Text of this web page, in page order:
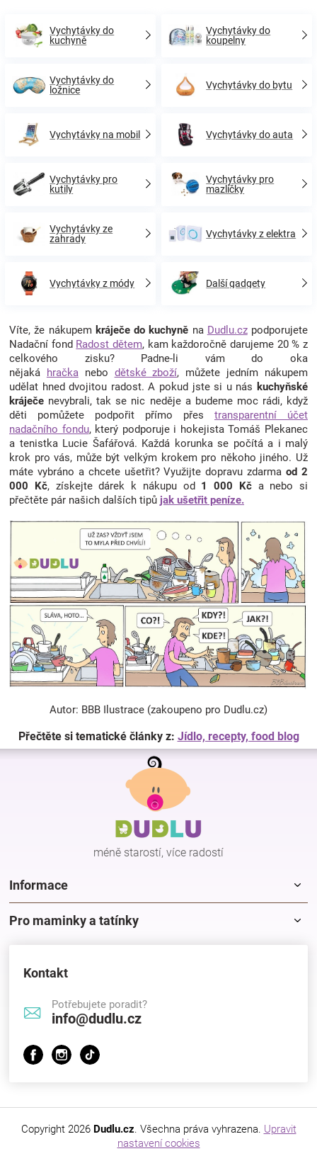
Vychytávky do
kuchyně
Vychytávky do
koupelny
Vychytávky do
ložnice
Vychytávky do bytu
Vychytávky na mobil Vychytávky do auta
Vychytávky pro
kutily
Vychytávky pro
mazlíčky
Vychytávky ze
zahrady
Vychytávky z elektra
Vychytávky z módy Další gadgety
Víte, že nákupem kráječe do kuchyně na Dudlu.czpodporujete
Nadační fond Radost dětem, kam každoročně darujeme 20 % z
celkového zisku? Padne-li vám do oka
nějaká hračka nebo dětské zboží, můžete jedním nákupem
udělat hned dvojitou radost. A pokud jste si u nás kuchyňské
kráječe nevybrali, tak se nic neděje a budeme moc rádi, když
děti pomůžete podpořit přímo přes transparentní účet
nadačního fondu, který podporuje i hokejista Tomáš Plekanec
a tenistka Lucie Šafářová. Každá korunka se počítá a i malý
krok pro vás, může být velkým krokem pro někoho jiného. Už
máte vybráno a chcete ušetřit? Využijte dopravu zdarmaod 2
000 Kč, získejte dárek k nákupu od 1 000 Kča nebo si
přečtěte pár našich dalších tipů jak ušetřit peníze.
Autor: BBB Ilustrace (zakoupeno pro Dudlu.cz)
Přečtěte si tematické články z: Jídlo, recepty, food blog
Z
méně starostí, více radostí
Informace
Pro maminky a tatínky
Kontakt
Potřebujete poradit?
info@dudlu.cz
Copyright 2026 Dudlu.cz. Všechna práva vyhrazena. Upravit
nastavení cookies